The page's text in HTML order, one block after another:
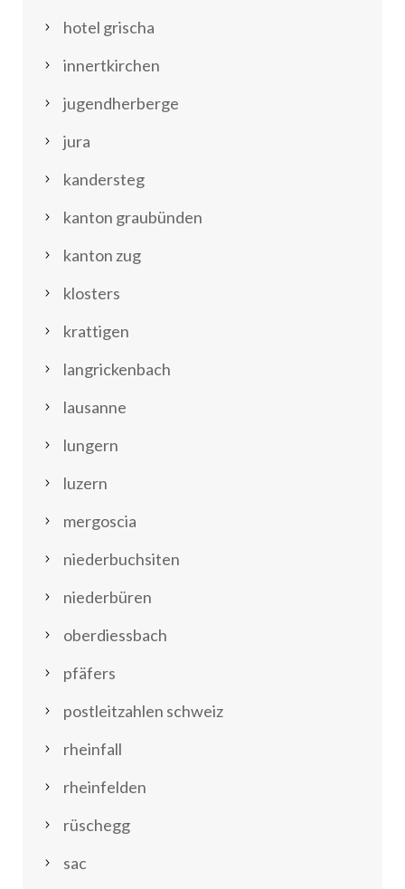
hotel grischa
innertkirchen
jugendherberge
jura
kandersteg
kanton graubünden
kanton zug
klosters
krattigen
langrickenbach
lausanne
lungern
luzern
mergoscia
niederbuchsiten
niederbüren
oberdiessbach
pfäfers
postleitzahlen schweiz
rheinfall
rheinfelden
rüschegg
sac